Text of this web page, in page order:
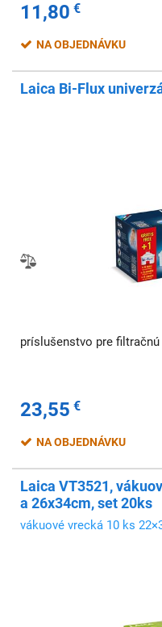
11,80 €
NA OBJEDNÁVKU
Laica Bi-Flux
príslušenstvo pre
23,55 €
NA OBJEDNÁVKU
Laica VT3521,
a 26x34cm, set 20ks
vákuové vrecká 10 ks